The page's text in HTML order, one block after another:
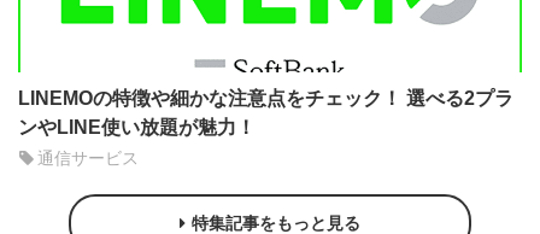
LINEMOの特徴や細かな注意点をチェック！ 選べる2プラ
ンやLINE使い放題が魅力！
通信サービス
特集記事をもっと見る